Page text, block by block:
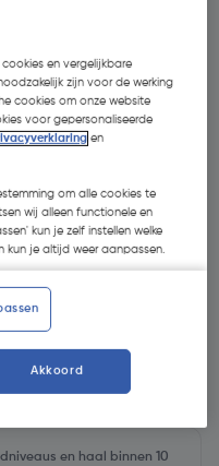
en haal binnen 10
en vergelijkbare
zijn voor de werking
cookies om onze website
voor gepersonaliseerde
en
om alle cookies te
wij alleen functionele en
kun je zelf instellen welke
kun je altijd weer aanpassen.
Akkoord